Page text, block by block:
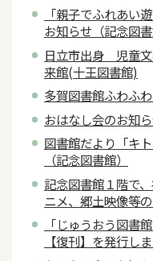
「親子でふれあい
お知らせ（記念図書
日立市出身 児童
来館(十王図書館)
多賀図書館ふわふ
おはなし会のお知ら
図書館だより「キ
（記念図書館）
記念図書館１階で
ニメ、郷土映像等
「じゅうおう図書
【復刊】を発行し